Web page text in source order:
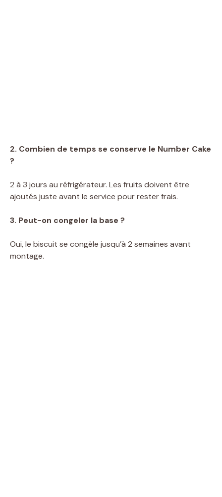
2. Combien de temps se conserve le Number Cake
?
2 à 3 jours au réfrigérateur. Les fruits doivent être
ajoutés juste avant le service pour rester frais.
3. Peut-on congeler la base ?
Oui, le biscuit se congèle jusqu’à 2 semaines avant
montage.